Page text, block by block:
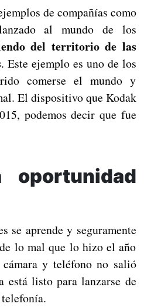
de compañías como
al mundo de los
del territorio de las
. Este ejemplo es uno de los
comerse el mundo y
El dispositivo que Kodak
podemos decir que fue
oportunidad
se aprende y seguramente
lo mal que lo hizo el año
y teléfono no salió
está listo para lanzarse de